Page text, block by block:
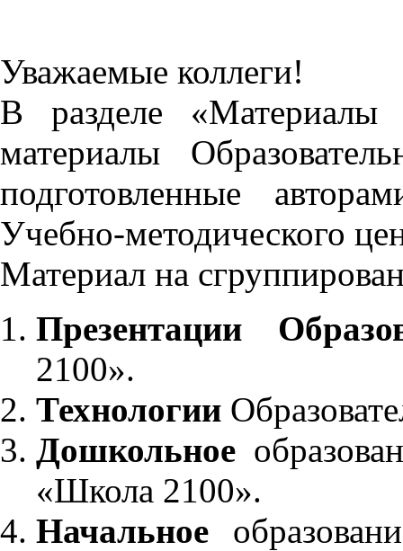
Уважаемые коллеги!
В разделе «Материалы
материалы
подготовленные
Учебно-методического
Материал на
Презентации
2100».
Технологии
Дошкольное
«Школа 2100».
Начальное